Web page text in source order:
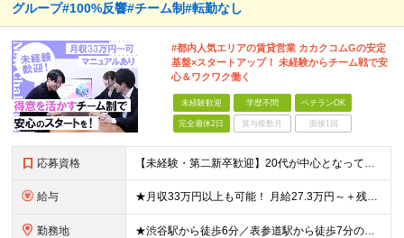
グループ#100%反響#チーム制#転勤なし
#都内人気エリアの賃貸営業 カカクコムGの安定
基盤×スタートアップ！ 未経験からチーム戦で安
心＆ワクワク働く
未経験歓迎 学歴不問 ベテランOK
完全週休2日 賞与複数月 面接1回
応募資格 【未経験・第二新卒歓迎】20代が中心となって活躍中！ ●基本的なPC操作ができる方 ●学歴不問 ★接客や販売など、人と関わる業務経験がある方は大歓迎！（アルバイト経験でもOKです） ★個人戦より、チー
給与 ★月収33万円以上も可能！ 月給27.3万円～＋残業代全額＋インセンティブ＋各種手当 ※経験・スキルを考慮し決定します。 ※試用期間6ヶ月間の給与や待遇に差異はございません。 ※残業代は、1分単位
勤務地 ★渋谷駅から徒歩6分／表参道駅から徒歩7分のアクセス抜群！ ★新築のきれいなビルで働ける！ ★転勤なし！ ■住所：東京都渋谷区渋谷1-7-2 VORT渋谷east2 2階 周辺にはカフェや飲食店も